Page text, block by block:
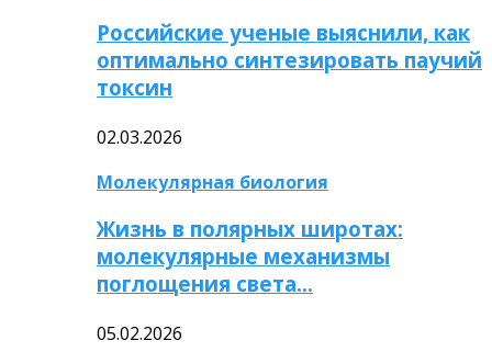
Российские ученые выяснили, как
оптимально синтезировать паучий
токсин
02.03.2026
Молекулярная биология
Жизнь в полярных широтах:
молекулярные механизмы
поглощения света…
05.02.2026